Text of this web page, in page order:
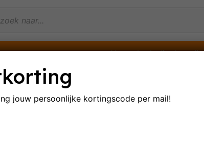
Mousserende wijnen Non-alcoholische wijn
jouw persoonlijke kortingscode per mail!